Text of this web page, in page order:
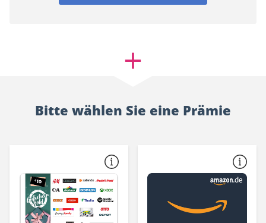
Bitte wählen Sie eine Prämie